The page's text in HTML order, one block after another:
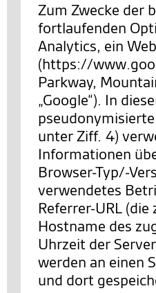
Zum Zwecke der
fortlaufenden
Analytics, ein
(https://
Parkway,
„Google“). In
unter Ziff. 4)
Informationen
Browser-Typ/-
verwendetes
Referrer-URL
Hostname des
Uhrzeit der
werden an einen
und dort